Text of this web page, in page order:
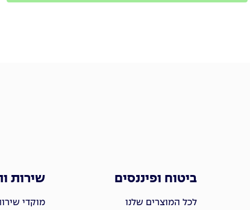
ביטוח ופיננסים
לכל המוצרים שלנו
שירות
מוקדי